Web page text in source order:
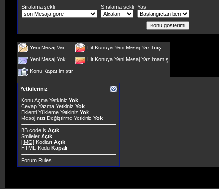
Sıralama şekli
Sıralama şekli Yaş
Yeni Mesaj Var
Hit Konuya Yeni Mesaj Yazılmış
Yeni Mesaj Yok
Hit Konuya Yeni Mesaj Yazılmamış
Konu Kapatılmıştır
Yetkileriniz
Konu Açma Yetkiniz Yok
Cevap Yazma Yetkiniz Yok
Eklenti Yükleme Yetkiniz Yok
Mesajınızı Değiştirme Yetkiniz Yok
BB code is Açık
Smileler Açık
[IMG] Kodları Açık
HTML-Kodu Kapalı
Forum Rules